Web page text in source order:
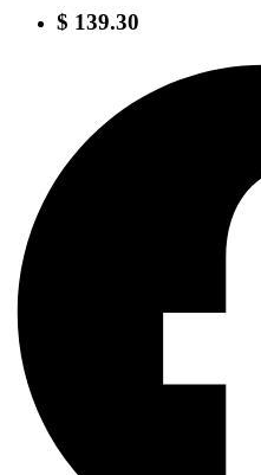
$ 139.30